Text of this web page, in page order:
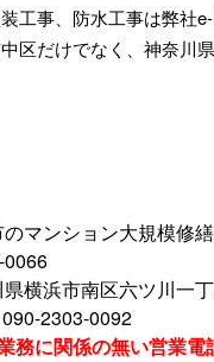
工事、防水工事は弊社
区だけでなく、神奈川
マンション大規模修
0066
横浜市南区六ツ川一
2303-0092
務に関係の無い営業電